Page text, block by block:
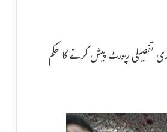
تفصیلی رپورٹ پیش کرنے کا حکم